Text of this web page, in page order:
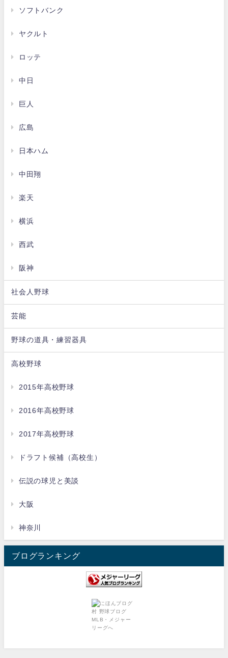
ソフトバンク
ヤクルト
ロッテ
中日
巨人
広島
日本ハム
中田翔
楽天
横浜
西武
阪神
社会人野球
芸能
野球の道具・練習器具
高校野球
2015年高校野球
2016年高校野球
2017年高校野球
ドラフト候補（高校生）
伝説の球児と美談
大阪
神奈川
ブログランキング